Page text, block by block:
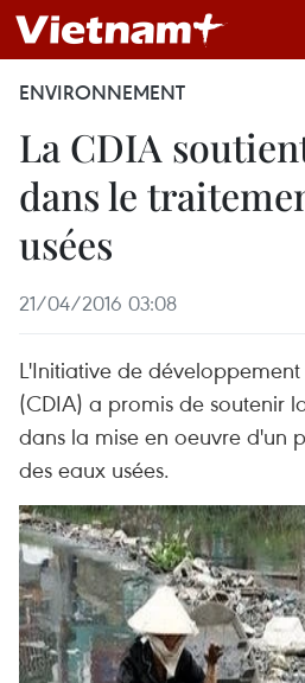
ENVIRONNEMENT
La CDIA
dans le
usées
21/04/2016 03:08
L'Initiative de
(CDIA) a promis de soutenir
dans la mise en oeuvre d'un
des eaux usées.